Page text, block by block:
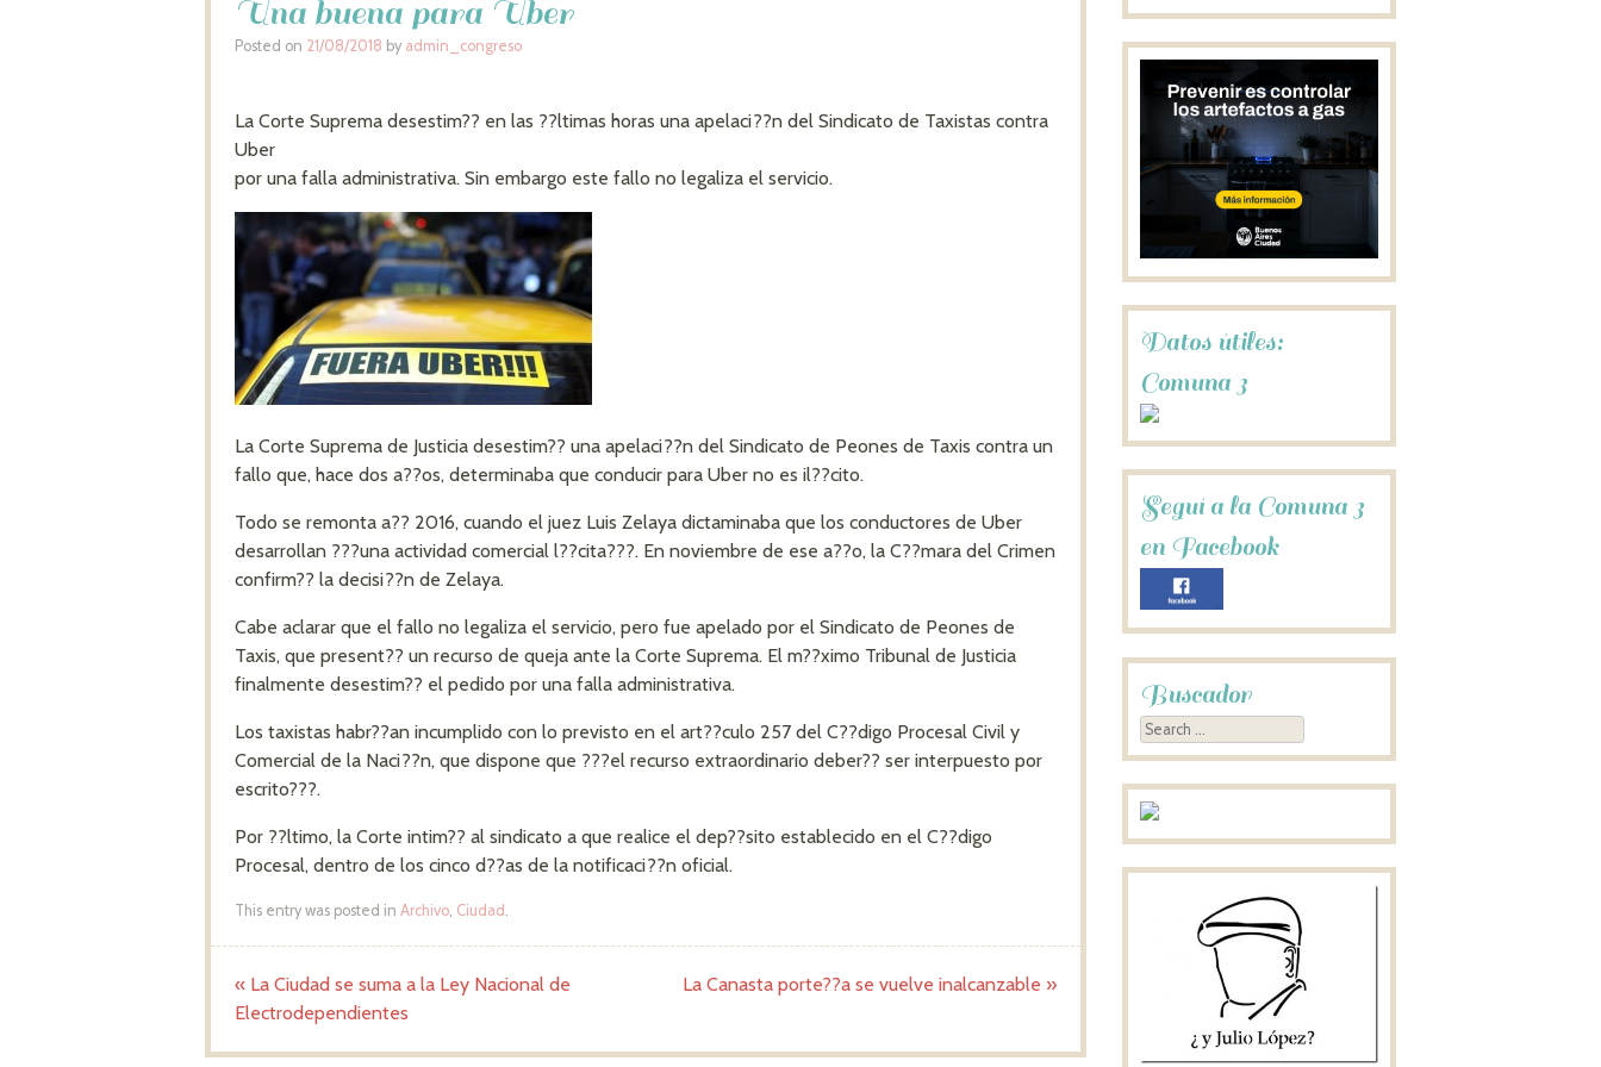
Una buena para Uber
Posted on 21/08/2018 by admin_congreso
La Corte Suprema desestim?? en las ??ltimas horas una apelaci??n del Sindicato de Taxistas contra
Uber
por una falla administrativa. Sin embargo este fallo no legaliza el servicio.
La Corte Suprema de Justicia desestim?? una apelaci??n del Sindicato de Peones de Taxis contra un
fallo que, hace dos a??os, determinaba que conducir para Uber no es il??cito.
Todo se remonta a?? 2016, cuando el juez Luis Zelaya dictaminaba que los conductores de Uber
desarrollan ???una actividad comercial l??cita???. En noviembre de ese a??o, la C??mara del Crimen
confirm?? la decisi??n de Zelaya.
Cabe aclarar que el fallo no legaliza el servicio, pero fue apelado por el Sindicato de Peones de
Taxis, que present?? un recurso de queja ante la Corte Suprema. El m??ximo Tribunal de Justicia
finalmente desestim?? el pedido por una falla administrativa.
Los taxistas habr??an incumplido con lo previsto en el art??culo 257 del C??digo Procesal Civil y
Comercial de la Naci??n, que dispone que ???el recurso extraordinario deber?? ser interpuesto por
escrito???.
Por ??ltimo, la Corte intim?? al sindicato a que realice el dep??sito establecido en el C??digo
Procesal, dentro de los cinco d??as de la notificaci??n oficial.
This entry was posted in Archivo, Ciudad .
Post navigation
« La Ciudad se suma a la Ley Nacional de
Electrodependientes
La Canasta porte??a se vuelve inalcanzable »
Datos útiles:
Comuna 3
Seguí a la Comuna 3
en Facebook
Buscador
Search